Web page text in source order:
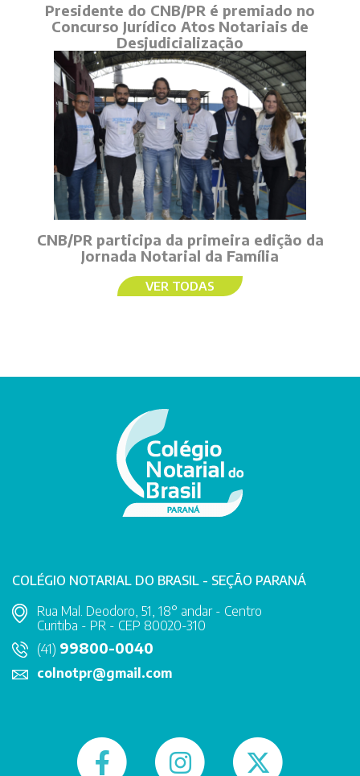
Presidente do CNB/PR é premiado no
Concurso Jurídico Atos Notariais de
Desjudicialização
CNB/PR participa da primeira edição da
Jornada Notarial da Família
VER TODAS
COLÉGIO NOTARIAL DO BRASIL - SEÇÃO PARANÁ
Rua Mal. Deodoro, 51, 18° andar - Centro
Curitiba - PR - CEP 80020-310
(41) 99800-0040
colnotpr@gmail.com